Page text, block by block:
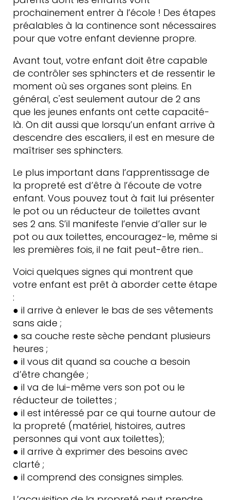
prochainement entrer à l’école ! Des étapes
préalables à la continence sont nécessaires
pour que votre enfant devienne propre.
Avant tout, votre enfant doit être capable
de contrôler ses sphincters et de ressentir le
moment où ses organes sont pleins. En
général, c'est seulement autour de 2 ans
que les jeunes enfants ont cette capacité-
là. On dit aussi que lorsqu’un enfant arrive à
descendre des escaliers, il est en mesure de
maîtriser ses sphincters.
Le plus important dans l’apprentissage de
la propreté est d’être à l’écoute de votre
enfant. Vous pouvez tout à fait lui présenter
le pot ou un réducteur de toilettes avant
ses 2 ans. S’il manifeste l’envie d’aller sur le
pot ou aux toilettes, encouragez-le, même si
les premières fois, il ne fait peut-être rien…
Voici quelques signes qui montrent que
votre enfant est prêt à aborder cette étape
:
● il arrive à enlever le bas de ses vêtements
sans aide ;
● sa couche reste sèche pendant plusieurs
heures ;
● il vous dit quand sa couche a besoin
d’être changée ;
● il va de lui-même vers son pot ou le
réducteur de toilettes ;
● il est intéressé par ce qui tourne autour de
la propreté (matériel, histoires, autres
personnes qui vont aux toilettes);
● il arrive à exprimer des besoins avec
clarté ;
● il comprend des consignes simples.